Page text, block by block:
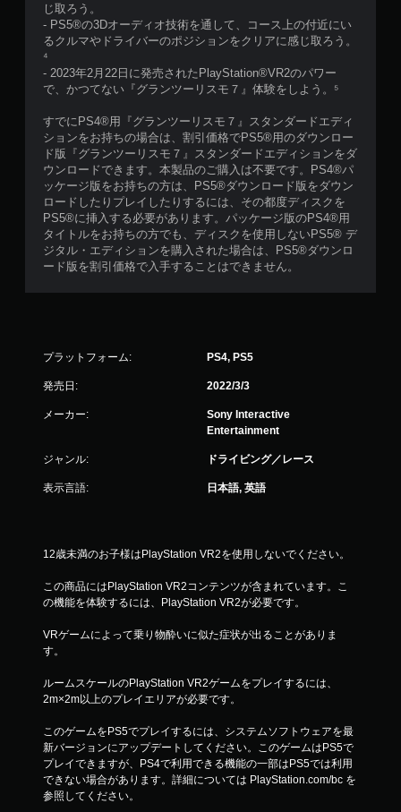
じ取ろう。
- PS5®の3Dオーディオ技術を通して、コース上の付近にい
るクルマやドライバーのポジションをクリアに感じ取ろう。
⁴
- 2023年2月22日に発売されたPlayStation®VR2のパワー
で、かつてない『グランツーリスモ７』体験をしよう。⁵
すでにPS4®用『グランツーリスモ７』スタンダードエディ
ションをお持ちの場合は、割引価格でPS5®用のダウンロー
ド版『グランツーリスモ７』スタンダードエディションをダ
ウンロードできます。本製品のご購入は不要です。PS4®パ
ッケージ版をお持ちの方は、PS5®ダウンロード版をダウン
ロードしたりプレイしたりするには、その都度ディスクを
PS5®に挿入する必要があります。パッケージ版のPS4®用
タイトルをお持ちの方でも、ディスクを使用しないPS5® デ
ジタル・エディションを購入された場合は、PS5®ダウンロ
ード版を割引価格で入手することはできません。
プラットフォーム: PS4, PS5
発売日: 2022/3/3
メーカー:
Sony Interactive
Entertainment
ジャンル: ドライビング／レース
表示言語: 日本語, 英語
12歳未満のお子様はPlayStation VR2を使用しないでください。
この商品にはPlayStation VR2コンテンツが含まれています。こ
の機能を体験するには、PlayStation VR2が必要です。
VRゲームによって乗り物酔いに似た症状が出ることがありま
す。
ルームスケールのPlayStation VR2ゲームをプレイするには、
2m×2m以上のプレイエリアが必要です。
このゲームをPS5でプレイするには、システムソフトウェアを最
新バージョンにアップデートしてください。このゲームはPS5で
プレイできますが、PS4で利用できる機能の一部はPS5では利用
できない場合があります。詳細については PlayStation.com/bc を
参照してください。